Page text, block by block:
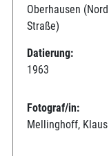
Oberhausen
Straße)
Datierung:
1963
Fotograf/in:
Mellinghoff, Klaus